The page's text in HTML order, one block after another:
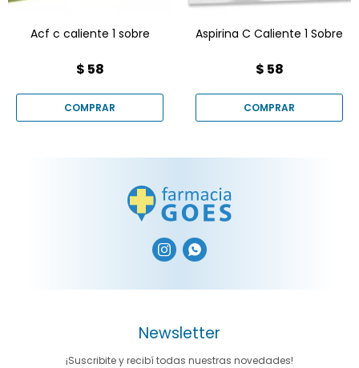
Acf c caliente 1 sobre
$ 58
Aspirina C Caliente 1 Sobre
$ 58
 
Newsletter
¡Suscribite y recibí todas nuestras novedades!